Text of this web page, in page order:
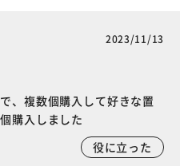
2023/11/13
、複数個購入して好きな置
購入しました
役に立った